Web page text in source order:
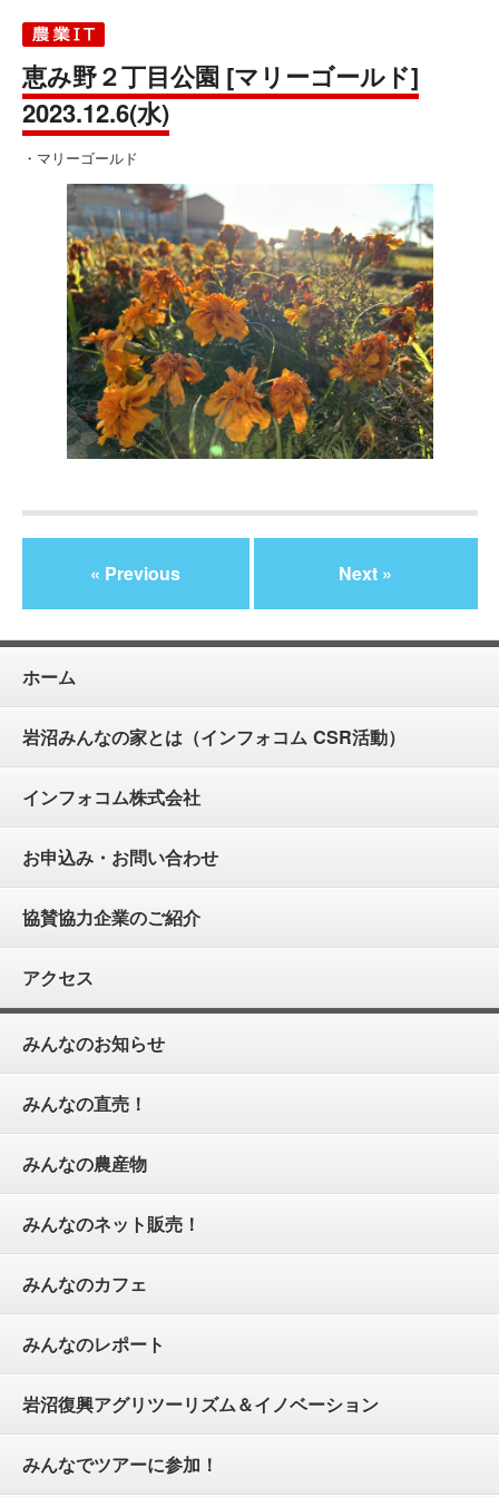
恵み野２丁目公園 [マリーゴールド]
2023.12.6(水)
・マリーゴールド
« Previous Next »
ホーム
岩沼みんなの家とは（インフォコム CSR活動）
インフォコム株式会社
お申込み・お問い合わせ
協賛協力企業のご紹介
アクセス
みんなのお知らせ
みんなの直売！
みんなの農産物
みんなのネット販売！
みんなのカフェ
みんなのレポート
岩沼復興アグリツーリズム＆イノベーション
みんなでツアーに参加！